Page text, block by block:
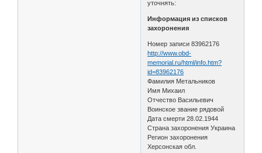
уточнять:
Информация из списков
захоронения
Номер записи 83962176
http://www.obd-
memorial.ru/html/info.htm?
id=83962176
Фамилия Метальников
Имя Михаил
Отчество Васильевич
Воинское звание рядовой
Дата смерти 28.02.1944
Страна захоронения Украина
Регион захоронения
Херсонская обл.